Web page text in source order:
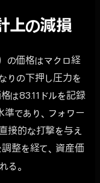
上の減損
の価格はマクロ経
りの下押し圧力を
は83.11ドルを記録
準であり、フォワー
接的な打撃を与え
整を経て、資産価
る。